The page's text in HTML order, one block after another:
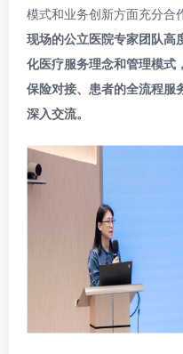
模式和业务创新方面充分合
现场的公立医院专家团队高
化医疗服务理念和管理模式
保险对接、患者的全流程服
深入交流。